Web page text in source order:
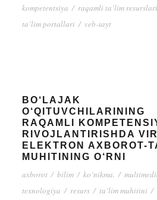
kompetentsiya / raqamli ta’lim resurslari
ta’lim portallari / veb-sayt
BO‘LAJAK
O‘QITUVCHILARINING
RAQAMLI
RIVOJLANTIRISHDA
ELEKTRON AXBOROT-
MUHITINING O‘RNI
axborot / bilim / ko‘nikma. /
texnologiya / resurs / ta’lim muhitini /